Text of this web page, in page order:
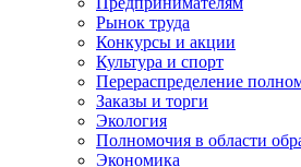
Рынок труда
Конкурсы и акции
Культура и спорт
Перераспределение
Заказы и торги
Экология
Полномочия в области
Экономика